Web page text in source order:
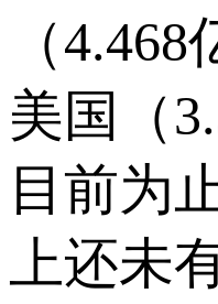
（
美国（
目前为
上还未